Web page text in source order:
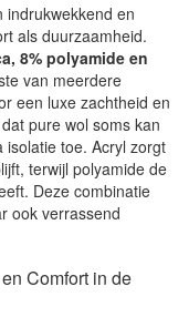
indrukwekkend en
als duurzaamheid.
8% polyamide en
van meerdere
een luxe zachtheid en
pure wol soms kan
isolatie toe. Acryl zorgt
terwijl polyamide de
Deze combinatie
ook verrassend
Comfort in de